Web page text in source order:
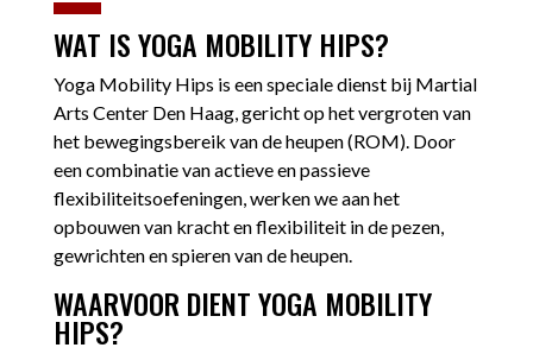
WAT IS YOGA MOBILITY HIPS?
Yoga Mobility Hips is een speciale dienst bij Martial
Arts Center Den Haag, gericht op het vergroten van
het bewegingsbereik van de heupen (ROM). Door
een combinatie van actieve en passieve
flexibiliteitsoefeningen, werken we aan het
opbouwen van kracht en flexibiliteit in de pezen,
gewrichten en spieren van de heupen.
WAARVOOR DIENT YOGA MOBILITY
HIPS?